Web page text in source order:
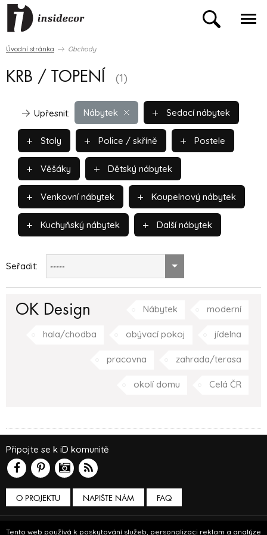
Tento web používá k poskytování služeb, personalizaci reklam a analýze
Úvodní stránka Obchody
KRB / TOPENÍ (1)
Nábytek
Upřesnit: Sedací nábytek
Stoly Police / skříně Postele
Věšáky Dětský nábytek
Venkovní nábytek Koupelnový nábytek
Kuchyňský nábytek Další nábytek
Seřadit: -----
OK Design Nábytek moderní
hala/chodba obývací pokoj jídelna
pracovna zahrada/terasa
okolí domu Celá ČR
O PROJEKTU NAPIŠTE NÁM
Připojte se k iD komunitě
FAQ
Podmínky používání